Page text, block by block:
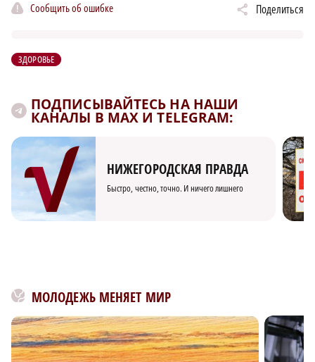
Сообщить об ошибке Поделиться
ЗДОРОВЬЕ
ПОДПИСЫВАЙТЕСЬ НА НАШИ
КАНАЛЫ В MAX И TELEGRAM:
НИЖЕГОРОДСКАЯ ПРАВДА
Быстро, честно, точно. И ничего лишнего
МОЛОДЕЖЬ МЕНЯЕТ МИР